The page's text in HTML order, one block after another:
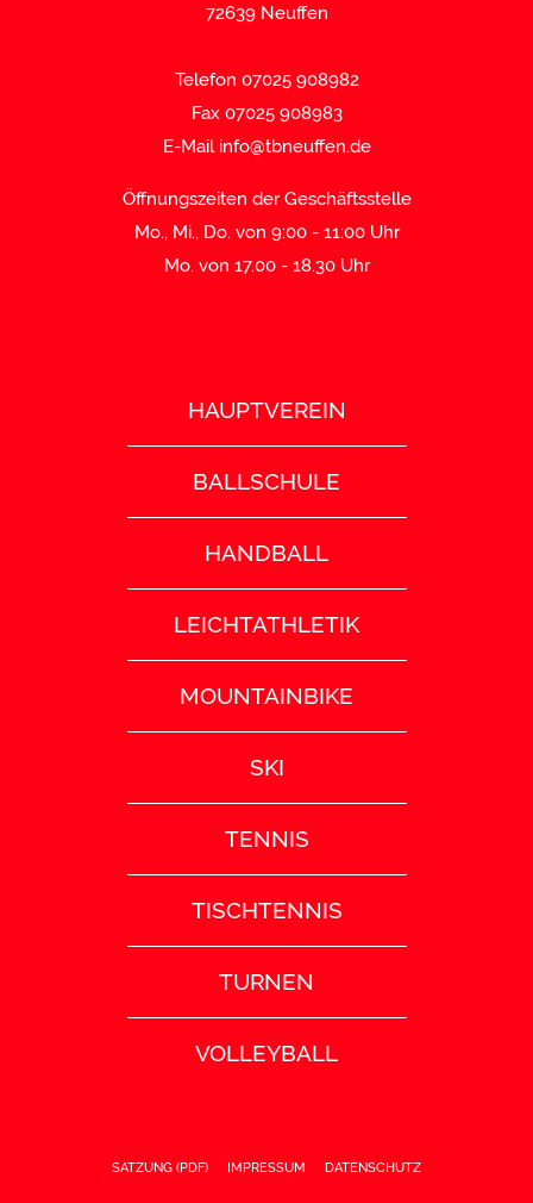
72639 Neuffen
Telefon 07025 908982
Fax 07025 908983
E-Mail info@tbneuffen.de
Öffnungszeiten der Geschäftsstelle
Mo., Mi., Do. von 9:00 - 11:00 Uhr
Mo. von 17.00 - 18.30 Uhr
HAUPTVEREIN
BALLSCHULE
HANDBALL
LEICHTATHLETIK
MOUNTAINBIKE
SKI
TENNIS
TISCHTENNIS
TURNEN
VOLLEYBALL
SATZUNG (PDF) IMPRESSUM DATENSCHUTZ